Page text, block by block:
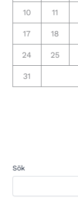
10 11
17 18
24 25
31
Sök